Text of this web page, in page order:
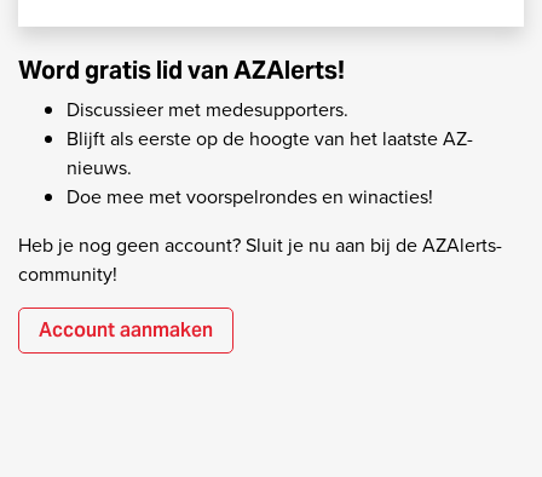
Word gratis lid van AZAlerts!
Discussieer met medesupporters.
Blijft als eerste op de hoogte van het laatste AZ-
nieuws.
Doe mee met voorspelrondes en winacties!
Heb je nog geen account? Sluit je nu aan bij de AZAlerts-
community!
Account aanmaken